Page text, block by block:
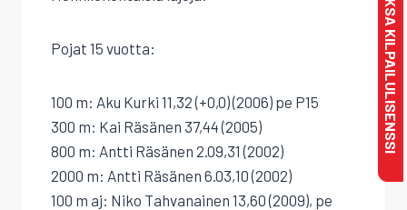
Pojat 15 vuotta:
100 m: Aku Kurki 11,32 (+0,0) (2006) pe P15
300 m: Kai Räsänen 37,44 (2005)
800 m: Antti Räsänen 2.09,31 (2002)
2000 m: Antti Räsänen 6.03,10 (2002)
100 m aj: Niko Tahvanainen 13,60 (2009), pe
MAKSA KILPAILULISENSSI